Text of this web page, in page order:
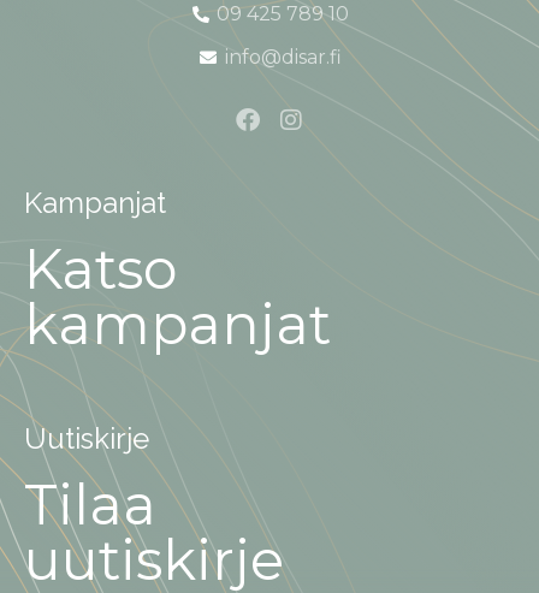
09 425 789 10
info@disar.fi
Kampanjat
Katso
kampanjat
Uutiskirje
Tilaa
uutiskirje